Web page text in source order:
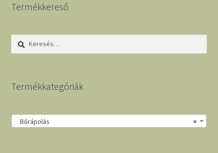
Termékkereső
Keresés:
Termékkategóriák
×
Bőrápolás